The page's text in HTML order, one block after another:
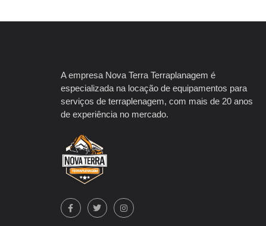
A empresa Nova Terra Terraplanagem é
especializada na locação de equipamentos para
serviços de terraplenagem, com mais de 20 anos
de experiência no mercado.